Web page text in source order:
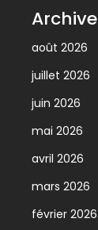
août 2026
juillet 2026
juin 2026
mai 2026
avril 2026
mars 2026
février 2026